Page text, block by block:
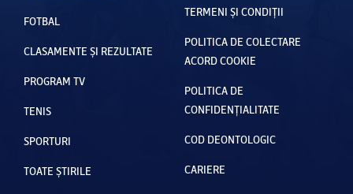
FOTBAL
CLASAMENTE ȘI REZULTATE
PROGRAM TV
TENIS
SPORTURI
TOATE ȘTIRILE
TERMENI ȘI CONDIȚII
POLITICA DE COLECTARE
ACORD COOKIE
POLITICA DE
CONFIDENȚIALITATE
COD DEONTOLOGIC
CARIERE